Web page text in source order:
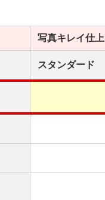
写真キレイ仕
スタンダード